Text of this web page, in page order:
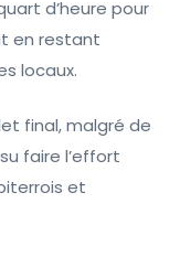
d’heure pour
en restant
locaux.
final, malgré de
faire l’effort
et